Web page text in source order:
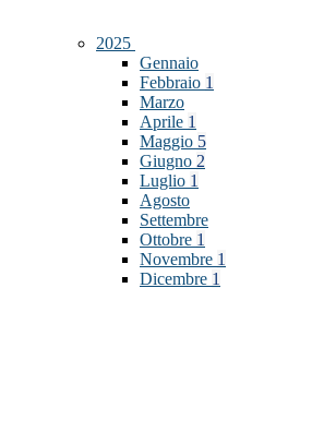
2025
Gennaio
Febbraio 1
Marzo
Aprile 1
Maggio 5
Giugno 2
Luglio 1
Agosto
Settembre
Ottobre 1
Novembre 1
Dicembre 1